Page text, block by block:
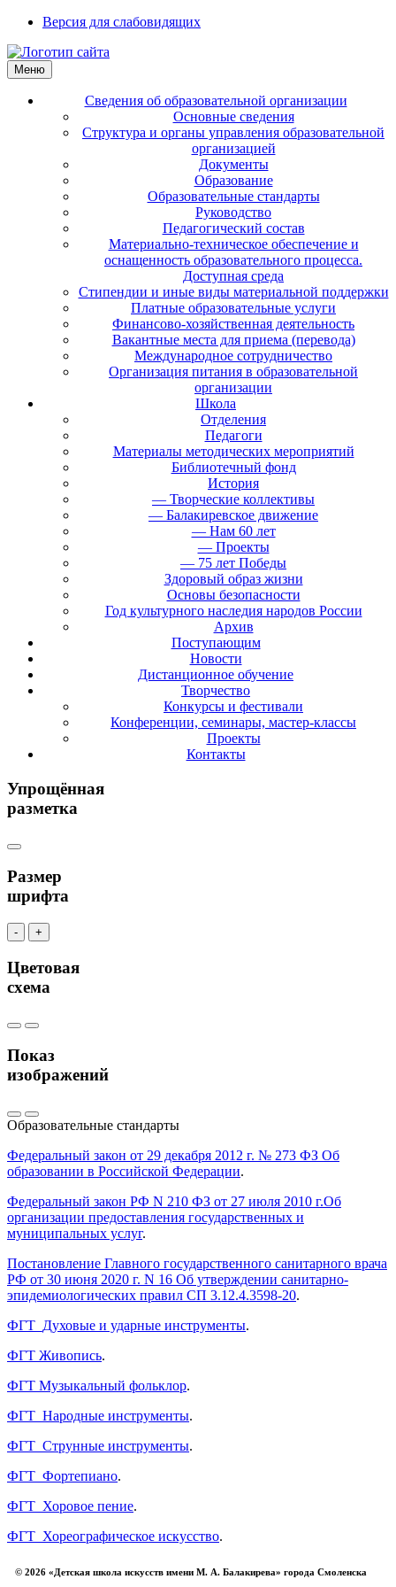
Версия для слабовидящих
Меню
Сведения об образовательной организации
Основные сведения
Структура и органы управления образовательной
организацией
Документы
Образование
Образовательные стандарты
Руководство
Педагогический состав
Материально-техническое обеспечение и
оснащенность образовательного процесса.
Доступная среда
Стипендии и иные виды материальной поддержки
Платные образовательные услуги
Финансово-хозяйственная деятельность
Вакантные места для приема (перевода)
Международное сотрудничество
Организация питания в образовательной
организации
Школа
Отделения
Педагоги
Материалы методических мероприятий
Библиотечный фонд
История
— Творческие коллективы
— Балакиревское движение
— Нам 60 лет
— Проекты
— 75 лет Победы
Здоровый образ жизни
Основы безопасности
Год культурного наследия народов России
Архив
Поступающим
Новости
Дистанционное обучение
Творчество
Конкурсы и фестивали
Конференции, семинары, мастер-классы
Проекты
Контакты
Упрощённая
разметка
Размер
шрифта
- +
Цветовая
схема
Показ
изображений
Образовательные стандарты
Федеральный закон от 29 декабря 2012 г. № 273 ФЗ Об
образовании в Российской Федерации.
Федеральный закон РФ N 210 ФЗ от 27 июля 2010 г.Об
организации предоставления государственных и
муниципальных услуг.
Постановление Главного государственного санитарного врача
РФ от 30 июня 2020 г. N 16 Об утверждении санитарно-
эпидемиологических правил СП 3.12.4.3598-20.
ФГТ_Духовые и ударные инструменты.
ФГТ Живопись.
ФГТ Музыкальный фольклор.
ФГТ_Народные инструменты.
ФГТ_Струнные инструменты.
ФГТ_Фортепиано.
ФГТ_Хоровое пение.
ФГТ_Хореографическое искусство.
© 2026 «Детская школа искусств имени М. А. Балакирева» города Смоленска